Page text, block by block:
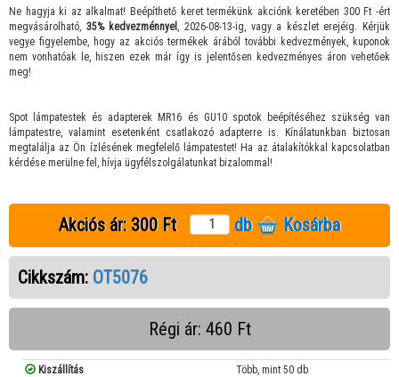
Ne hagyja ki az alkalmat! Beépíthető keret termékünk akciónk keretében 300 Ft -ért
megvásárolható, 35% kedvezménnyel , 2026-08-13-ig, vagy a készlet erejéig. Kérjük
vegye figyelembe, hogy az akciós termékek árából további kedvezmények, kuponok
nem vonhatóak le, hiszen ezek már így is jelentősen kedvezményes áron vehetőek
meg!
Spot lámpatestek és adapterek MR16 és GU10 spotok beépítéséhez szükség van
lámpatestre, valamint esetenként csatlakozó adapterre is. Kínálatunkban biztosan
megtalálja az Ön ízlésének megfelelő lámpatestet! Ha az átalakítókkal kapcsolatban
kérdése merülne fel, hívja ügyfélszolgálatunkat bizalommal!
Akciós ár: 300 Ft db Kosárba
Cikkszám: OT5076
Régi ár: 460 Ft
Kiszállítás Több, mint 50 db